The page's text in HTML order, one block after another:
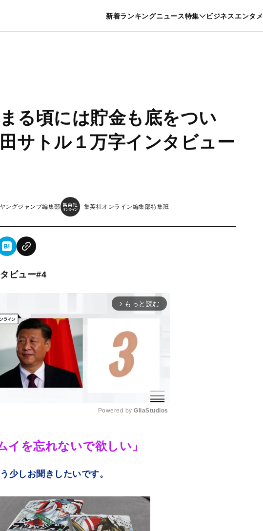
新着ランキングニュース特集 ビジネスエンタメ
暮らし スポーツ ヘルスケア 美容 グルメ
まる頃には貯金も底をつい
サトル１万字インタビュー
ングジャンプ編集部 集英社オンライン編集部特集班
ビュー#4
arrow_forward_ios もっと読む
u
Powered by GliaStudios
イを忘れないで欲しい」
しお聞きしたいです。